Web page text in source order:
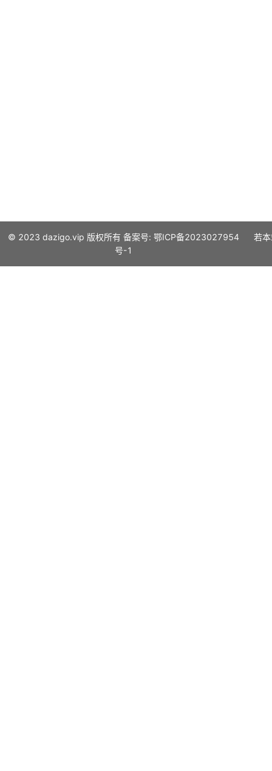
© 2023 dazigo.vip 版权所有 备案号: 鄂ICP备2023027954
号-1
若